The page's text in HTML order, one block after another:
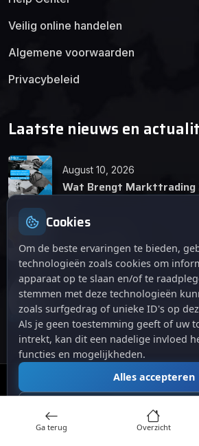
Veilig online handelen
Algemene voorwaarden
Privacybeleid
Laatste nieuws en
August 10, 2026
Wat Brengt Markttrading
Tips en Tricks
April 12, 2026
De opkomst van
revolutie in online
Markttrading. Alle rechten
Cookies
Om de beste ervaringen te bieden,
technologieën zoals cookies om
apparaat op te slaan en/of te
stemmen met deze technologieën
zoals surfgedrag of unieke ID's op
Als je geen toestemming geeft of uw
intrekt, kan dit een nadelige invloed
functies en mogelijkheden.
Alles accepteren
Alles afwijzen
Ga terug Overzicht